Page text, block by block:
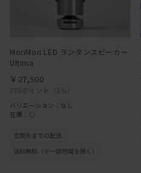
MoriMori LED ランタンスピーカー
Ultima
275ポイント （1％）
￥27,500
バリエーション：なし
在庫：○